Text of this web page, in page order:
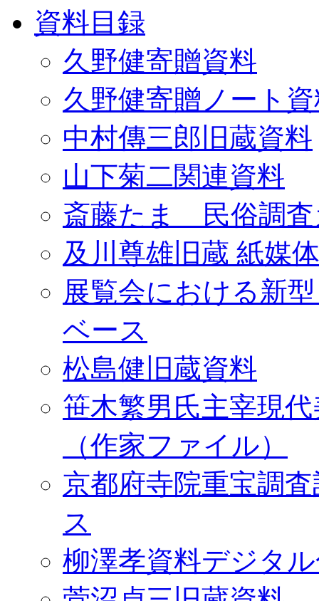
資料目録
久野健寄贈資料
久野健寄贈ノート
中村傳三郎旧蔵資料
山下菊二関連資料
斎藤たま 民俗調査
及川尊雄旧蔵 紙媒
展覧会における新
ベース
松島健旧蔵資料
笹木繁男氏主宰現
（作家ファイル）
京都府寺院重宝調
ス
柳澤孝資料デジタ